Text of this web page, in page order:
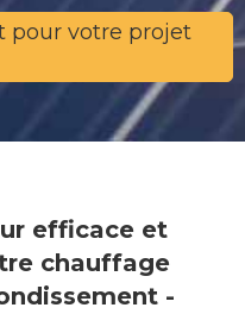
pour votre projet
efficace et
chauffage
-